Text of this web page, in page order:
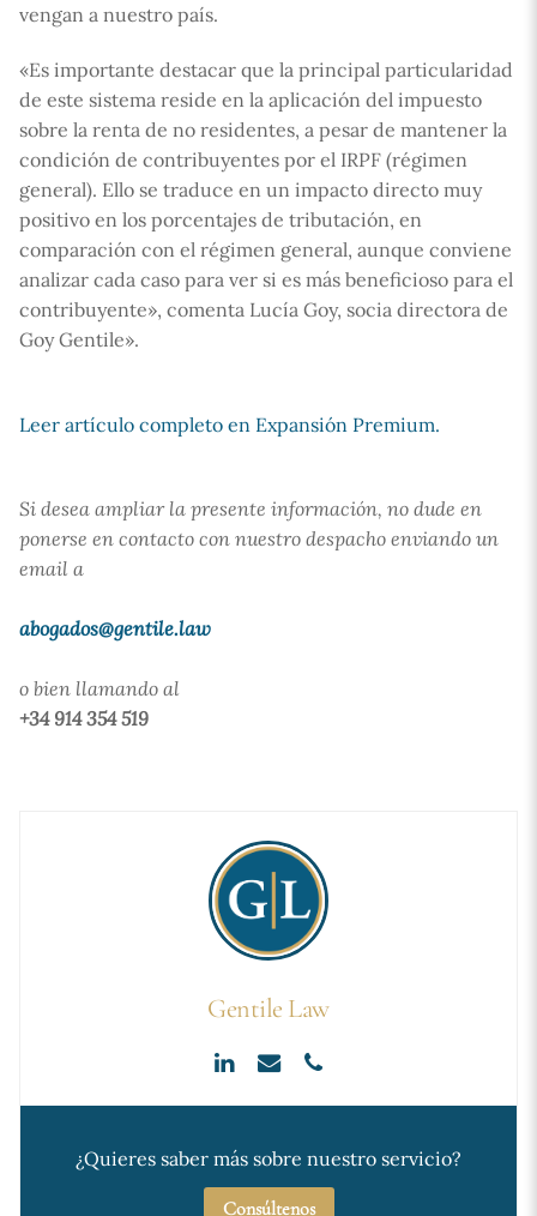
vengan a nuestro país.
«Es importante destacar que la principal particularidad
de este sistema reside en la aplicación del impuesto
sobre la renta de no residentes, a pesar de mantener la
condición de contribuyentes por el IRPF (régimen
general). Ello se traduce en un impacto directo muy
positivo en los porcentajes de tributación, en
comparación con el régimen general, aunque conviene
analizar cada caso para ver si es más beneficioso para el
contribuyente», comenta Lucía Goy, socia directora de
Goy Gentile».
Leer artículo completo en Expansión Premium.
Si desea ampliar la presente información, no dude en
ponerse en contacto con nuestro despacho enviando un
email a
abogados@gentile.law
o bien llamando al
+34 914 354 519
Gentile Law
¿Quieres saber más sobre nuestro servicio?
Consúltenos